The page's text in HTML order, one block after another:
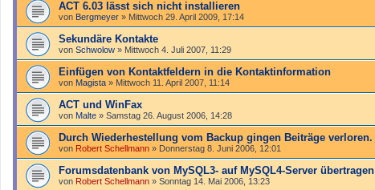
ACT 6.03 lässt sich nicht installieren
von Bergmeyer » Mittwoch 29. April 2009, 17:14
Sekundäre Kontakte
von Schwolow » Mittwoch 4. Juli 2007, 11:29
Einfügen von Kontaktfeldern in die Kontaktinformation
von Magista » Mittwoch 11. April 2007, 11:14
ACT und WinFax
von Malte » Samstag 26. August 2006, 14:28
Durch Wiederhestellung vom Backup gingen Beiträge verloren.
von Robert Schellmann » Donnerstag 8. Juni 2006, 12:01
Forumsdatenbank von MySQL3- auf MySQL4-Server übertragen
von Robert Schellmann » Sonntag 14. Mai 2006, 13:23